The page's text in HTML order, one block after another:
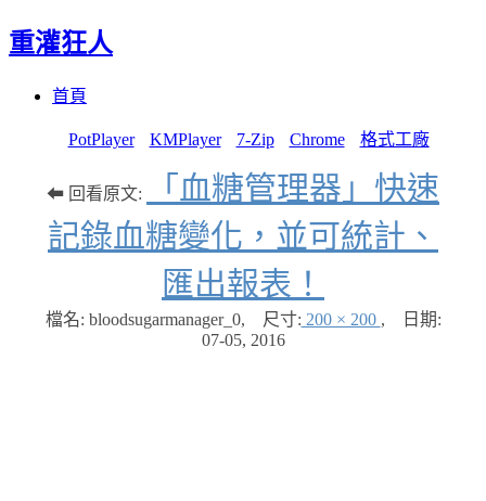
重灌狂人
首頁
PotPlayer KMPlayer 7-Zip Chrome 格式工廠
⬅ 回看原文:
「血糖管理器」快速
記錄血糖變化，並可統計、
匯出報表！
檔名: bloodsugarmanager_0, 尺寸: 200 × 200 ,
日期:
07-05, 2016